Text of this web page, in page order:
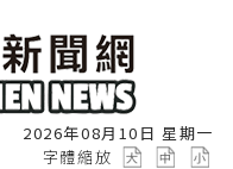
2026年08月10日 星期一
字體縮放